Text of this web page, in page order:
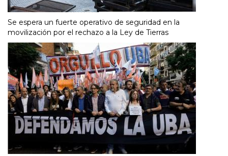
Se espera un fuerte operativo de seguridad en la
movilización por el rechazo a la Ley de Tierras